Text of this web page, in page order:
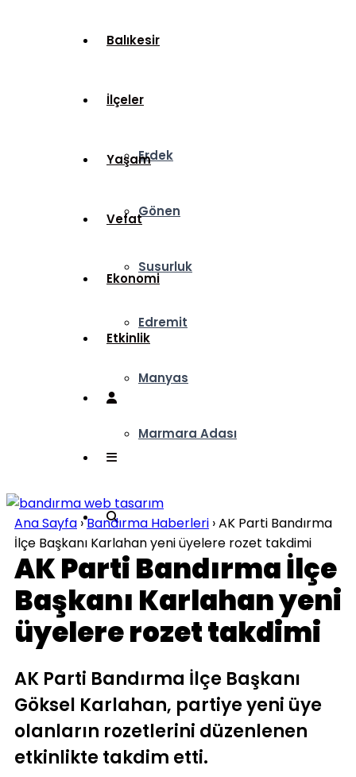
Balıkesir
İlçeler
Erdek
Gönen
Susurluk
Edremit
Manyas
Marmara Adası
Yaşam
Vefat
Ekonomi
Etkinlik
Ana Sayfa ›Bandırma Haberleri ›AK Parti Bandırma
İlçe Başkanı Karlahan yeni üyelere rozet takdimi
AK Parti Bandırma İlçe
Başkanı Karlahan yeni
üyelere rozet takdimi
AK Parti Bandırma İlçe Başkanı
Göksel Karlahan, partiye yeni üye
olanların rozetlerini düzenlenen
etkinlikte takdim etti.